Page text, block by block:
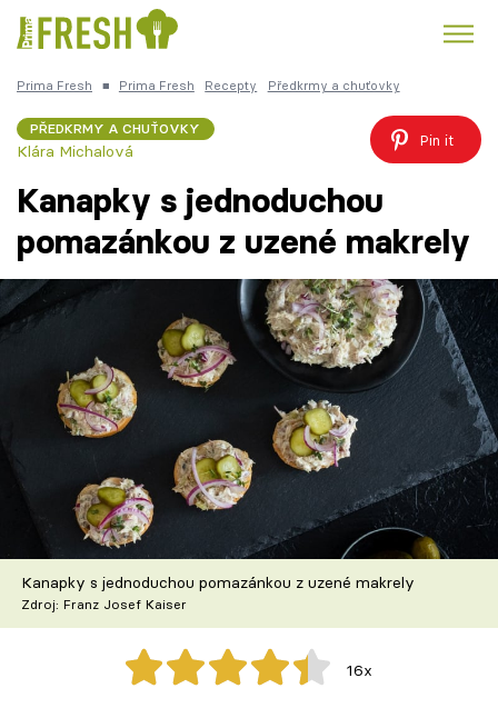
Česká kuchyně
Témata
Recepty
Články
Škola vaření
Recepty z TV
Speciál: Cuketa
Těhotnej kuchař
Prima Fresh ■ Prima Fresh Recepty Předkrmy a chuťovky
PŘEDKRMY A CHUŤOVKY
Klára Michalová
Pin it
Kanapky s jednoduchou
pomazánkou z uzené makrely
Kanapky s jednoduchou pomazánkou z uzené makrely
Zdroj: Franz Josef Kaiser
16x